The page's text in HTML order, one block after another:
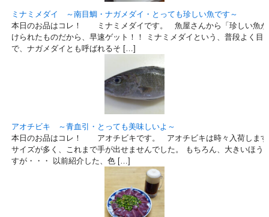
ミナミメダイ ～南目鯛・ナガメダイ・とっても珍しい魚です～
本日のお品はコレ！ ミナミメダイです。 魚屋さんから「珍しい魚が
けられたものだから、早速ゲット！！ ミナミメダイという、普段よく目
で、ナガメダイとも呼ばれるそ […]
アオチビキ ～青血引・とっても美味しいよ～
本日のお品はコレ！ アオチビキです。 アオチビキは時々入荷します
サイズが多く、これまで手が出せませんでした。 もちろん、大きいほう
すが・・・ 以前紹介した、色 […]